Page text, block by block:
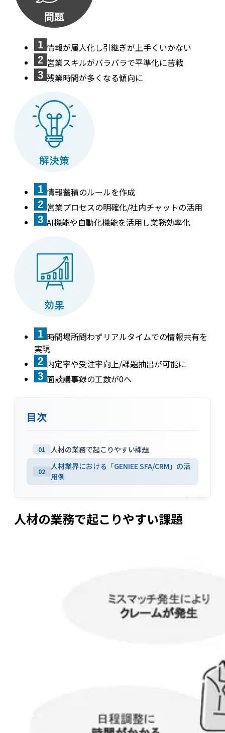
情報が属人化し引継ぎが上手くいかない
営業スキルがバラバラで平準化に苦戦
残業時間が多くなる傾向に
情報蓄積のルールを作成
営業プロセスの明確化/社内チャットの活用
AI機能や自動化機能を活用し業務効率化
時間場所問わずリアルタイムでの情報共有を
実現
内定率や受注率向上/課題抽出が可能に
面談議事録の工数が0へ
目次
01 人材の業務で起こりやすい課題
02
人材業界における「GENIEE SFA/CRM」の活
用例
人材の業務で起こりやすい課題